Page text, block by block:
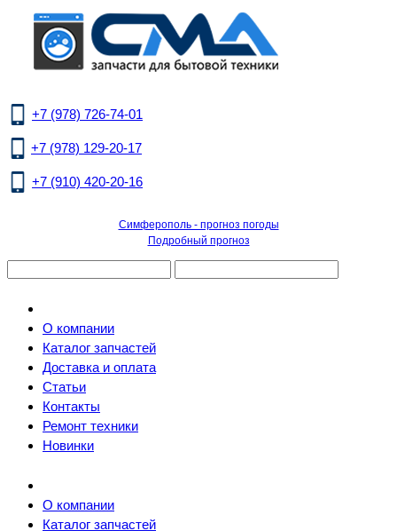
+7 (978) 726-74-01
+7 (978) 129-20-17
+7 (910) 420-20-16
Симферополь - прогноз погоды
Подробный прогноз
О компании
Каталог запчастей
Доставка и оплата
Статьи
Контакты
Ремонт техники
Новинки
О компании
Каталог запчастей